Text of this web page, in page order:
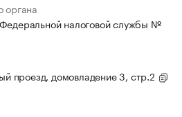
органа
налоговой службы №
проезд, домовладение 3, стр.2